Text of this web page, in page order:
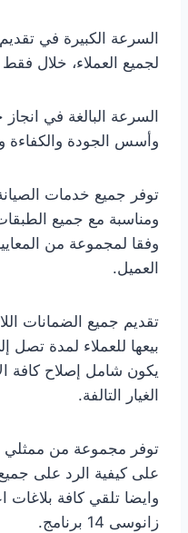
السرعة الكبيرة في
لجميع العملاء، خلال فقط 48 ساعة.
السرعة البالغة في
وأسس الجودة والكفاءة
توفر جميع خدمات
ومناسبة مع جميع
وفقا لمجموعة من
العميل.
تقديم جميع الضمانات
بيعها للعملاء لمدة تصل
يكون شامل إصلاح كافة
الغيار التالفة.
توفر مجموعة من ممثلي
على كيفية الرد على
وايضا تلقي كافة بلاغات
زانوسى 14 برنامج.